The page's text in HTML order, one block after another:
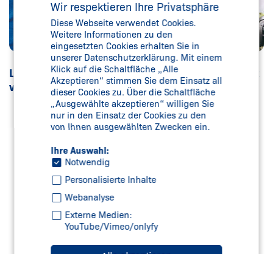
Lösungen für den schnellen und sicheren Transport
von Menschen und Gepäck
Wir respektieren Ihre Privatsphäre
Diese Webseite verwendet Cookies.
Weitere Informationen zu den
eingesetzten Cookies erhalten Sie in
unserer Datenschutzerklärung. Mit einem
Klick auf die Schaltfläche „Alle
Akzeptieren“ stimmen Sie dem Einsatz all
dieser Cookies zu. Über die Schaltfläche
„Ausgewählte akzeptieren“ willigen Sie
nur in den Einsatz der Cookies zu den
von Ihnen ausgewählten Zwecken ein.
Ihre Auswahl:
Notwendig
Personalisierte Inhalte
Webanalyse
Externe Medien:
YouTube/Vimeo/onlyfy